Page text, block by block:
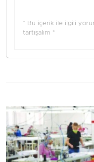
* Bu içerik ile ilgili
tartışalım *